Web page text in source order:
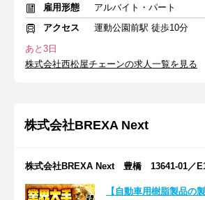
雇用形態
アルバイト・パート
アクセス
運動公園前駅 徒歩10分
あと3日
株式会社西松屋チェーンの求人一覧を見る
株式会社BREXA Next
株式会社BREXA Next 豊橋 13641-01／
【自動車用樹脂製品の